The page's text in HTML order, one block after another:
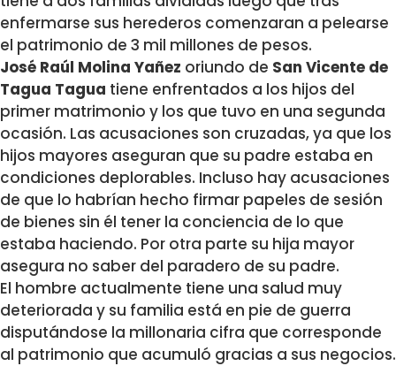
enfermarse sus herederos comenzaran a pelearse
el patrimonio de 3 mil millones de pesos.
José Raúl Molina Yañez oriundo de San Vicente de
Tagua Tagua tiene enfrentados a los hijos del
primer matrimonio y los que tuvo en una segunda
ocasión. Las acusaciones son cruzadas, ya que los
hijos mayores aseguran que su padre estaba en
condiciones deplorables. Incluso hay acusaciones
de que lo habrían hecho firmar papeles de sesión
de bienes sin él tener la conciencia de lo que
estaba haciendo. Por otra parte su hija mayor
asegura no saber del paradero de su padre.
El hombre actualmente tiene una salud muy
deteriorada y su familia está en pie de guerra
disputándose la millonaria cifra que corresponde
al patrimonio que acumuló gracias a sus negocios.